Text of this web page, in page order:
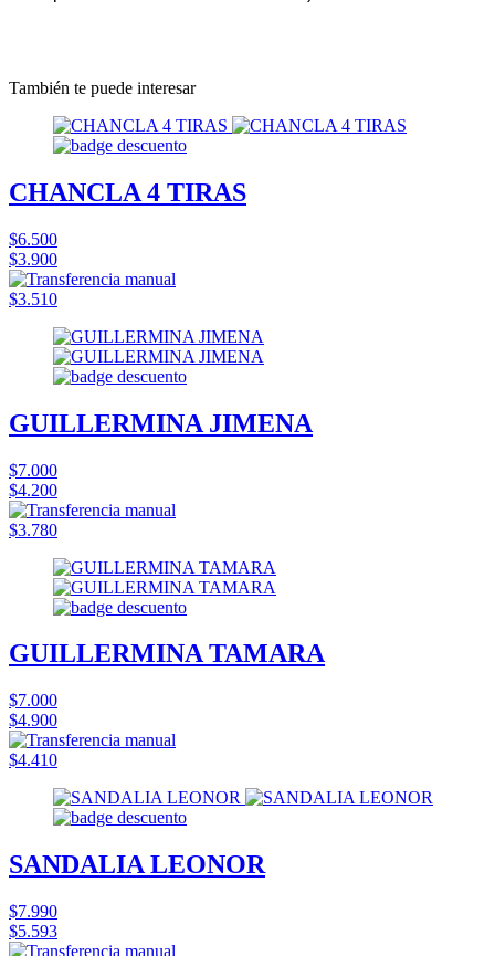
También te puede interesar
CHANCLA 4 TIRAS
$6.500
$3.900
$3.510
GUILLERMINA JIMENA
$7.000
$4.200
$3.780
GUILLERMINA TAMARA
$7.000
$4.900
$4.410
SANDALIA LEONOR
$7.990
$5.593